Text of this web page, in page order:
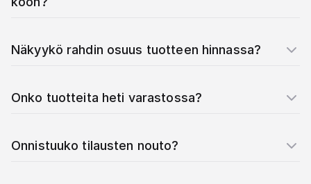
Näkyykö rahdin osuus tuotteen hinnassa?
Onko tuotteita heti varastossa?
Onnistuuko tilausten nouto?